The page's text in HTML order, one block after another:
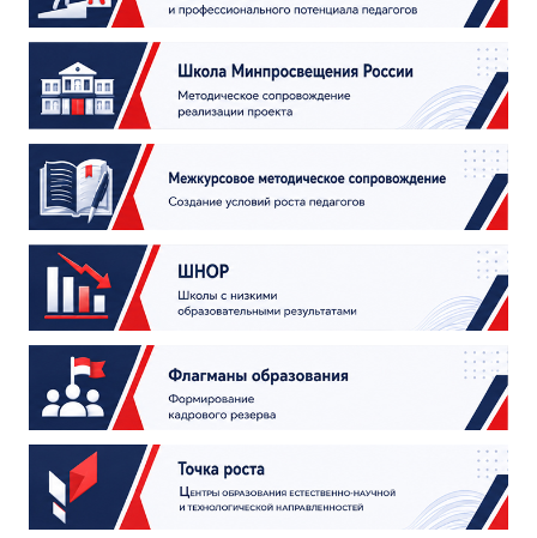
ДПО
Профессиональная переподготовка
Повышение квалификации
КОНТАКТЫ